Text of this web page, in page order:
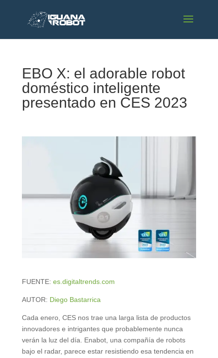
EBO X: el adorable robot
doméstico inteligente
presentado en CES 2023
FUENTE: es.digitaltrends.com
AUTOR: Diego Bastarrica
Cada enero, CES nos trae una larga lista de productos
innovadores e intrigantes que probablemente nunca
verán la luz del día. Enabot, una compañía de robots
bajo el radar, parece estar resistiendo esa tendencia en